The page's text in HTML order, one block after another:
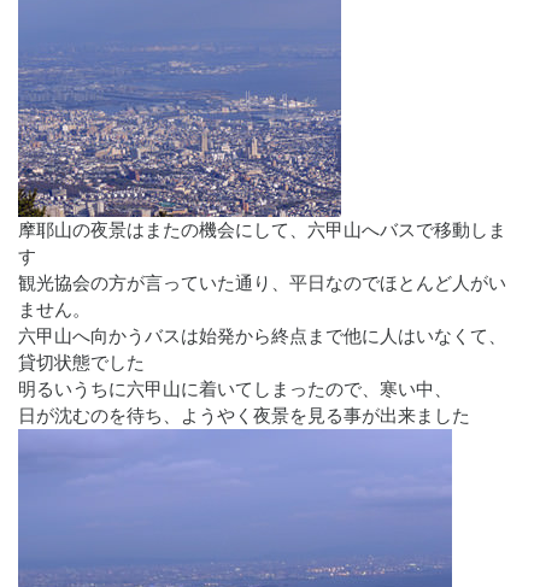
摩耶山の夜景はまたの機会にして、六甲山へバスで移動しま
す
観光協会の方が言っていた通り、平日なのでほとんど人がい
ません。
六甲山へ向かうバスは始発から終点まで他に人はいなくて、
貸切状態でした
明るいうちに六甲山に着いてしまったので、寒い中、
日が沈むのを待ち、ようやく夜景を見る事が出来ました